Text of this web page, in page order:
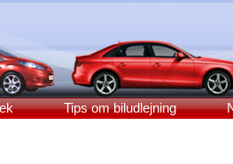
Tips om biludlejning